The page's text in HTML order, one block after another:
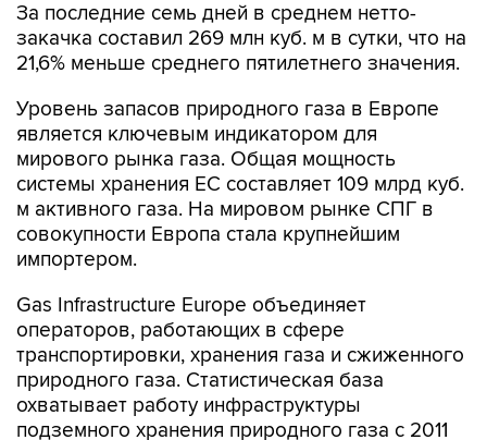
За последние семь дней в среднем нетто-
закачка составил 269 млн куб. м в сутки, что на
21,6% меньше среднего пятилетнего значения.
Уровень запасов природного газа в Европе
является ключевым индикатором для
мирового рынка газа. Общая мощность
системы хранения ЕС составляет 109 млрд куб.
м активного газа. На мировом рынке СПГ в
совокупности Европа стала крупнейшим
импортером.
Gas Infrastructure Europe объединяет
операторов, работающих в сфере
транспортировки, хранения газа и сжиженного
природного газа. Статистическая база
охватывает работу инфраструктуры
подземного хранения природного газа с 2011